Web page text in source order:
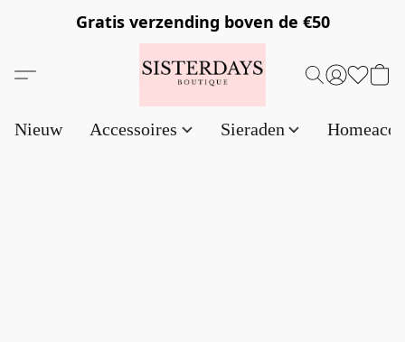
Gratis verzending boven de €50
Nieuw Accessoires Sieraden